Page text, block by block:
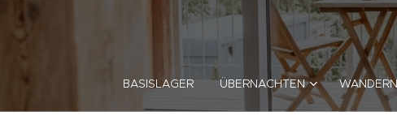
BASISLAGER ÜBERNACHTEN